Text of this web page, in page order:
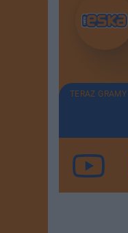
TERAZ GRAMY